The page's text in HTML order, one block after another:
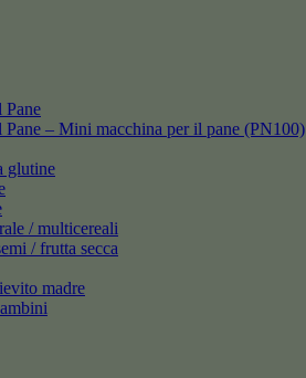
Pane
Pane – Mini macchina per il pane (PN100)
glutine
/ multicereali
/ frutta secca
madre